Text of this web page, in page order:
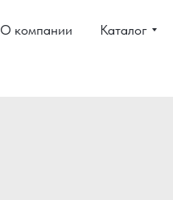
О компании Каталог